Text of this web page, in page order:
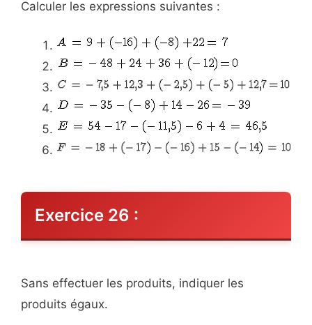
Calculer les expressions suivantes :
Exercice 26 :
Sans effectuer les produits, indiquer les
produits égaux.